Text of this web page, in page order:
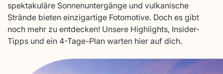
spektakuläre Sonnenuntergänge und vulkanische
Strände bieten einzigartige Fotomotive. Doch es gibt
noch mehr zu entdecken! Unsere Highlights, Insider-
Tipps und ein 4-Tage-Plan warten hier auf dich.